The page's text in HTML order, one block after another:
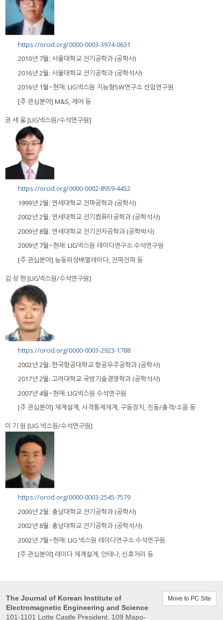
https://orcid.org/0000-0003-3974-0631
2010년 7월: 서울대학교 전기공학과 (공학사)
2016년 2월: 서울대학교 전기공학과 (공학석사)
2016년 1월~현재: LIG넥스원 지능형SW연구소 선임연구원
[주 관심분야] M&S, 제어 등
권 세 웅 [LIG넥스원/수석연구원]
https://orcid.org/0000-0002-8959-4452
1999년 2월: 연세대학교 전파공학과 (공학사)
2002년 2월: 연세대학교 전기컴퓨터공학과 (공학석사)
2009년 8월: 연세대학교 전기전자공학과 (공학박사)
2009년 7월~현재: LIG넥스원 레이다연구소 수석연구원
[주 관심분야] 능동위상배열레이다, 전파전파 등
김 상 현 [LIG넥스원/수석연구원]
https://orcid.org/0000-0003-2923-1788
2002년 2월: 한국항공대학교 항공우주공학과 (공학사)
2017년 2월: 고려대학교 국방기술경영학과 (공학석사)
2007년 4월~현재: LIG넥스원 수석연구원
[주 관심분야] 체계설계, 사격통제체계, 구동장치, 진동/충격/소음 등
이 기 원 [LIG 넥스원/수석연구원]
https://orcid.org/0000-0003-2545-7579
2000년 2월: 충남대학교 전기공학과 (공학사)
2002년 8월: 충남대학교 전기공학과 (공학석사)
2002년 7월~현재: LIG 넥스원 레이다연구소 수석연구원
[주 관심분야] 레이다 체계설계, 안테나, 신호처리 등
The Journal of Korean Institute of
Electromagnetic Engineering and Science
101-1101 Lotte Castle President, 109 Mapo-
Move to PC Site